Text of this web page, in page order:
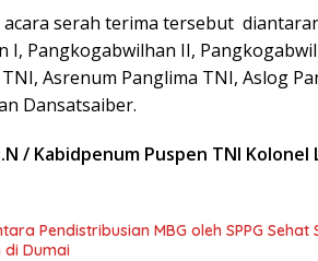
serah terima tersebut
I, Pangkogabwilhan II,
Asrenum Panglima TNI, Aslog
Dansatsaiber.
/ Kabidpenum Puspen TNI
Pendistribusian MBG oleh SPPG
di Dumai